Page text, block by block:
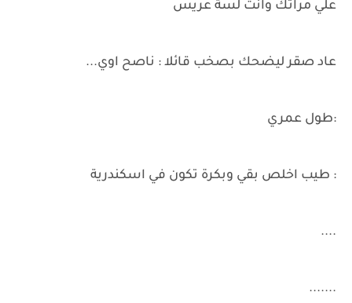
علي مراتك وانت لسة عريس
عاد صقر ليضحك بصخب قائلا : ناصح اوي...
:طول عمري
: طيب اخلص بقي وبكرة تكون في اسكندرية
....
.......